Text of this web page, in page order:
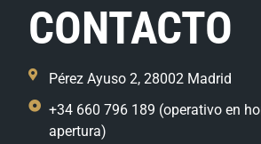
CONTACTO
Pérez Ayuso 2, 28002 Madrid
+34 660 796 189 (operativo en
apertura)